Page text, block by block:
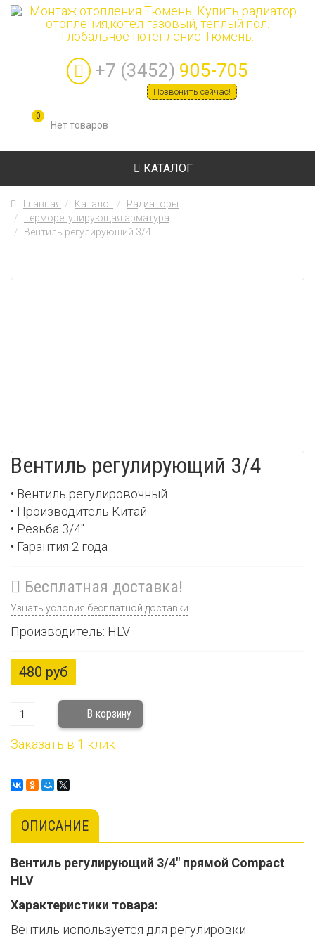
+7 (3452) 905-705
Позвонить сейчас!
0
КАТАЛОГ
Главная Каталог
Радиаторы
Терморегулирующая арматура
Вентиль регулирующий 3/4
Вентиль регулирующий 3/4
• Вентиль регулировочный
• Производитель Китай
• Резьба 3/4"
• Гарантия 2 года
Бесплатная доставка!
Узнать условия бесплатной доставки
Производитель: HLV
480 руб
Заказать в 1 клик
ОПИСАНИЕ
Вентиль регулирующий 3/4" прямой Compact
HLV
Характеристики товара:
Вентиль используется для регулировки